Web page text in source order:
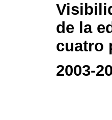
de la
cuatro
2003-